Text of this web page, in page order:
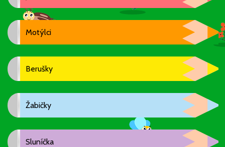
Motýlci
Berušky
Žabičky
Sluníčka